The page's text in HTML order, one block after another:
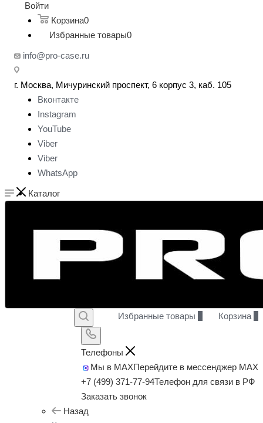
Войти
Корзина0
Избранные товары0
info@pro-case.ru
г. Москва, Мичуринский проспект, 6 корпус 3, каб. 105
Вконтакте
Instagram
YouTube
Viber
Viber
WhatsApp
Избранные товары Корзина
Телефоны
Мы в MAXПерейдите в мессенджер MAX
+7 (499) 371-77-94Телефон для связи в РФ
Заказать звонок
Каталог
Назад